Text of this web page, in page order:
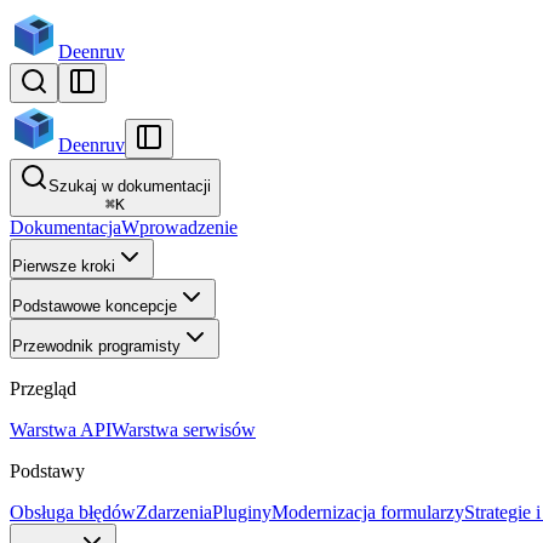
Deenruv
Deenruv
Szukaj w dokumentacji
⌘K
DokumentacjaWprowadzenie
Pierwsze kroki
Podstawowe koncepcje
Przewodnik programisty
Przegląd
Warstwa APIWarstwa serwisów
Podstawy
Obsługa błędówZdarzeniaPluginyModernizacja formularzyStrategie